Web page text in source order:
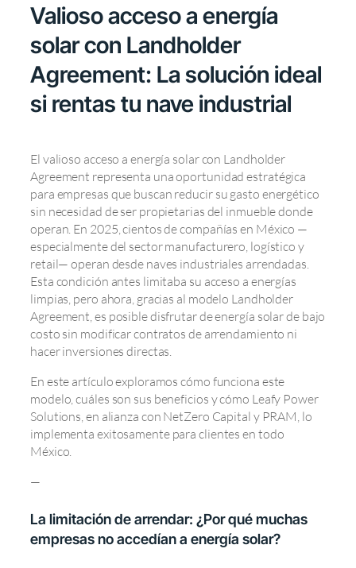
Valioso acceso a energía
solar con Landholder
Agreement: La solución ideal
si rentas tu nave industrial
El valioso acceso a energía solar con Landholder
Agreement representa una oportunidad estratégica
para empresas que buscan reducir su gasto energético
sin necesidad de ser propietarias del inmueble donde
operan. En 2025, cientos de compañías en México —
especialmente del sector manufacturero, logístico y
retail— operan desde naves industriales arrendadas.
Esta condición antes limitaba su acceso a energías
limpias, pero ahora, gracias al modelo Landholder
Agreement, es posible disfrutar de energía solar de bajo
costo sin modificar contratos de arrendamiento ni
hacer inversiones directas.
En este artículo exploramos cómo funciona este
modelo, cuáles son sus beneficios y cómo Leafy Power
Solutions, en alianza con NetZero Capital y PRAM, lo
implementa exitosamente para clientes en todo
México.
—
La limitación de arrendar: ¿Por qué muchas
empresas no accedían a energía solar?